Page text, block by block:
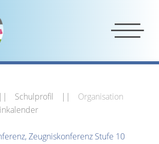
Schulprofil
Organisation
Zeugniskonferenz Stufe 10